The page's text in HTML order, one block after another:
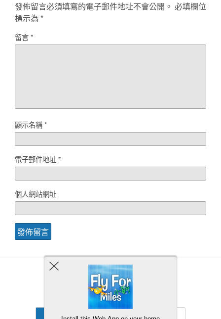
發佈留言必須填寫的電子郵件地址不會公開。 必填欄位
標示為 *
留言*
顯示名稱*
電子郵件地址*
個人網站網址
Back to top